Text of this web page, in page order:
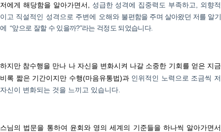
저에게 해당함을 알아가면서
성급한 성격에 집중력도 부족하고
외향적
이고 직설적인 성격으로 주변에 오해와 불편함을 주며 살아왔던 저를 알기
에 “앞으로 잘할 수 있을까?”라는 걱정도 되었습니다.
하지만 참수행을 만나 나 자신을 변화시켜 나갈 소중한 기회를 얻은 지금
비록 짧은 기간이지만 수행(마음유통법)과 인위적인 노력으로 조금씩 저
자신이 변화되는 것을 느끼고 있습니다
스님의 법문을 통하여 윤회와 영의 세계의 기준들을 하나씩 알아가면서